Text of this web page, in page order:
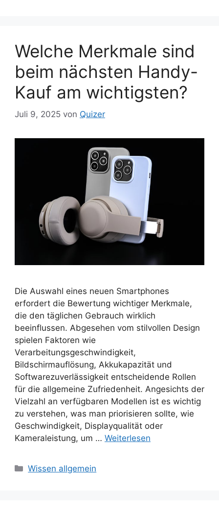
Welche Merkmale sind
beim nächsten Handy-
Kauf am wichtigsten?
Juli 9, 2025 von Quizer
Die Auswahl eines neuen Smartphones
erfordert die Bewertung wichtiger Merkmale,
die den täglichen Gebrauch wirklich
beeinflussen. Abgesehen vom stilvollen Design
spielen Faktoren wie
Verarbeitungsgeschwindigkeit,
Bildschirmauflösung, Akkukapazität und
Softwarezuverlässigkeit entscheidende Rollen
für die allgemeine Zufriedenheit. Angesichts der
Vielzahl an verfügbaren Modellen ist es wichtig
zu verstehen, was man priorisieren sollte, wie
Geschwindigkeit, Displayqualität oder
Kameraleistung, um … Weiterlesen
Kategorien
Wissen allgemein